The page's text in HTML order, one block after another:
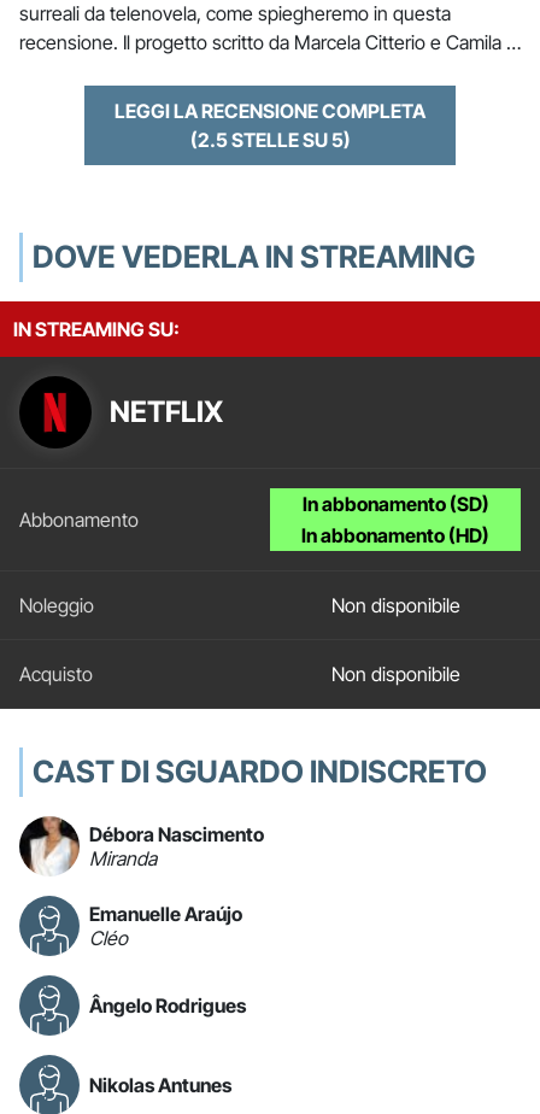
surreali da telenovela, come spiegheremo in questa
recensione. Il progetto scritto da Marcela Citterio e Camila …
LEGGI LA RECENSIONE COMPLETA
(2.5 STELLE SU 5)
DOVE VEDERLA IN STREAMING
IN STREAMING SU:
NETFLIX
In abbonamento (SD)
In abbonamento (HD)
Non disponibile
Non disponibile
CAST DI SGUARDO INDISCRETO
Débora Nascimento
Miranda
Emanuelle Araújo
Cléo
Ângelo Rodrigues
Nikolas Antunes